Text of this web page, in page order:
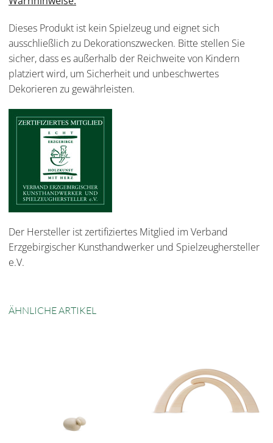
Dieses Produkt ist kein Spielzeug und eignet sich
ausschließlich zu Dekorationszwecken. Bitte stellen Sie
sicher, dass es außerhalb der Reichweite von Kindern
platziert wird, um Sicherheit und unbeschwertes
Dekorieren zu gewährleisten.
Der Hersteller ist zertifiziertes Mitglied im Verband
Erzgebirgischer Kunsthandwerker und Spielzeughersteller
e.V.
ÄHNLICHE ARTIKEL